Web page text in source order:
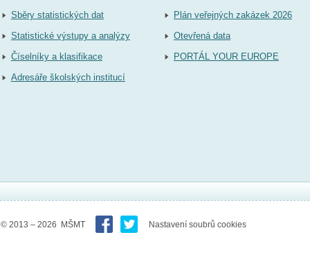
Sběry statistických dat
Statistické výstupy a analýzy
Číselníky a klasifikace
Adresáře školských institucí
Plán veřejných zakázek 2026
Otevřená data
PORTÁL YOUR EUROPE
© 2013 – 2026 MŠMT Nastavení soubrů cookies